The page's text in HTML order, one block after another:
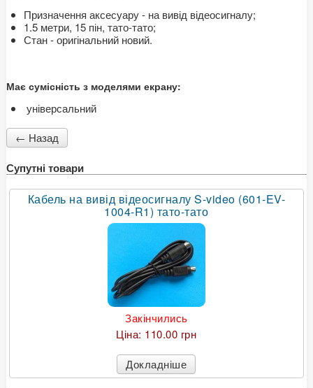
Призначення аксесуару - на вивід відеосигналу;
1.5 метри, 15 пін, тато-тато;
Стан - оригінальний новий.
Має сумісність з моделями екрану:
універсальний
Супутні товари
Кабель на вивід відеосигналу S-video (601-EV-
1004-R1) тато-тато
Закінчились
Ціна: 110.00 грн
Докладніше